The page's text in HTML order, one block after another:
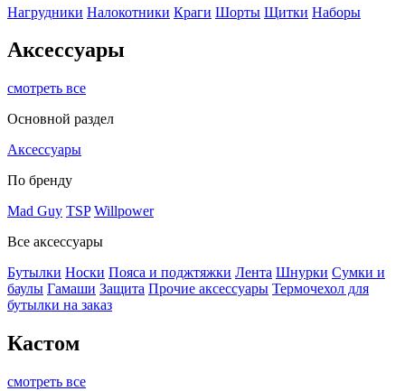
Нагрудники Налокотники Краги Шорты Щитки Наборы
Аксессуары
смотреть все
Основной раздел
Аксессуары
По бренду
Mad Guy TSP Willpower
Все аксессуары
Бутылки Носки Пояса и поджтяжки Лента Шнурки Сумки и
баулы Гамаши Защита Прочие аксессуары Термочехол для
бутылки на заказ
Кастом
смотреть все